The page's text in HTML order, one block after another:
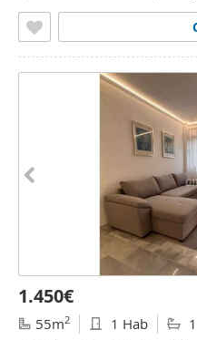
1.450€
55m2 1 Hab